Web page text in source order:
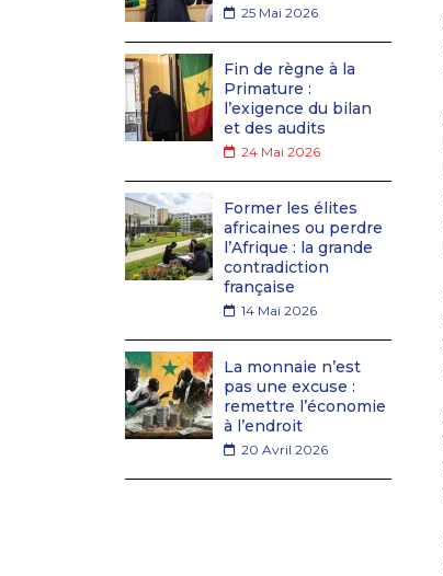
25 Mai 2026
Fin de règne à la
Primature :
l’exigence du bilan
et des audits
24 Mai 2026
Former les élites
africaines ou perdre
l’Afrique : la grande
contradiction
française
14 Mai 2026
La monnaie n’est
pas une excuse :
remettre l’économie
à l’endroit
20 Avril 2026